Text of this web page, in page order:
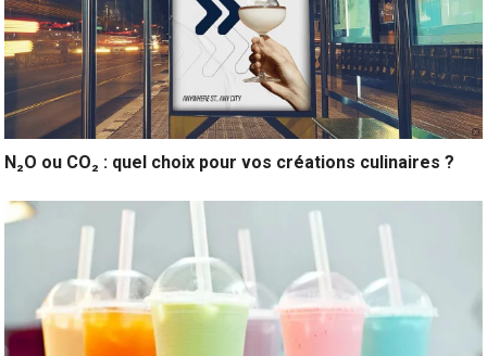
N₂O ou CO₂ : quel choix pour vos créations culinaires ?